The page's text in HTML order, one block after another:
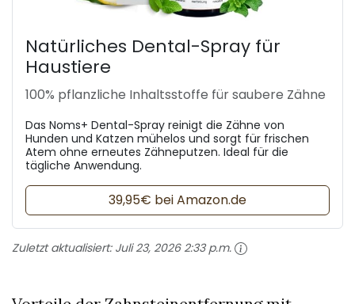
Natürliches Dental-Spray für
Haustiere
100% pflanzliche Inhaltsstoffe für saubere Zähne
Das Noms+ Dental-Spray reinigt die Zähne von
Hunden und Katzen mühelos und sorgt für frischen
Atem ohne erneutes Zähneputzen. Ideal für die
tägliche Anwendung.
39,95€ bei Amazon.de
Zuletzt aktualisiert: Juli 23, 2026 2:33 p.m.